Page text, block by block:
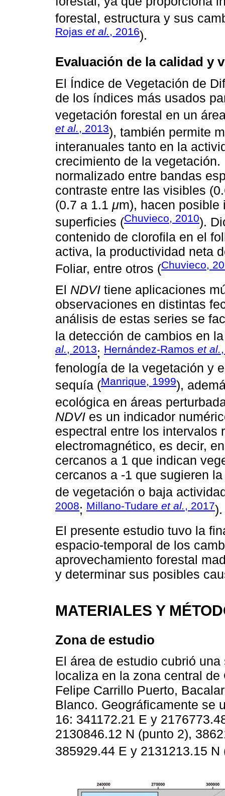
forestal, estructura y sus
Rojas et al., 2016).
Evaluación de la calidad y
El Índice de Vegetación de
de los índices más usados
vegetación forestal en un
et al., 2013), también permite
interanuales tanto en la
crecimiento de la
normalizado entre bandas
contraste entre las visibles
(0.7 a 1.1 μm), hacen posible
superficies (Chuvieco, 2010).
contenido de clorofila en el
activa, la productividad neta
Foliar, entre otros (Chuvieco,
El NDVI tiene aplicaciones
observaciones en distintas
análisis de estas series se
la detección de cambios en
al., 2013; Hernández-Ramos et al.
fenología de la vegetación y
sequía (Manrique, 1999),
ecológica en áreas
NDVI es un indicador
espectral entre los intervalos
electromagnético, es decir,
cercanos a 1 que indican
cercanos a -1 que sugieren
de vegetación o baja
2008; Millano-Tudare et al., 2017).
El presente estudio tuvo la
espacio-temporal de los
aprovechamiento forestal
y determinar sus posibles
MATERIALES Y
Zona de estudio
El área de estudio cubrió
localiza en la zona central
Felipe Carrillo Puerto,
Blanco. Geográficamente se
16: 341172.21 E y
2130846.12 N (punto 2),
385929.44 E y 2131213.15 N